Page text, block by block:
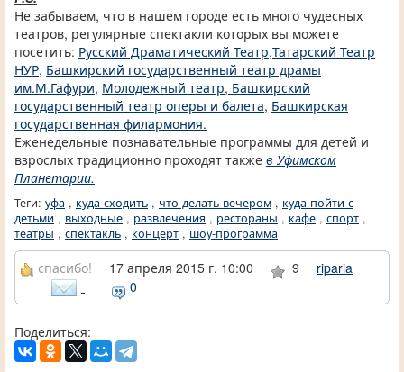
Не забываем, что в нашем городе есть много чудесных
театров, регулярные спектакли которых вы можете
посетить: Русский Драматический Театр,Татарский Театр
НУР, Башкирский государственный театр драмы
им.М.Гафури, Молодежный театр, Башкирский
государственный театр оперы и балета, Башкирская
государственная филармония.
Еженедельные познавательные программы для детей и
взрослых традиционно проходят также в Уфимском
Планетарии.
Теги: уфа , куда сходить , что делать вечером , куда пойти с
детьми , выходные , развлечения , рестораны , кафе , спорт ,
театры , спектакль , концерт , шоу-программа
спасибо! 17 апреля 2015 г. 10:00 9
riparia
0
Поделиться: